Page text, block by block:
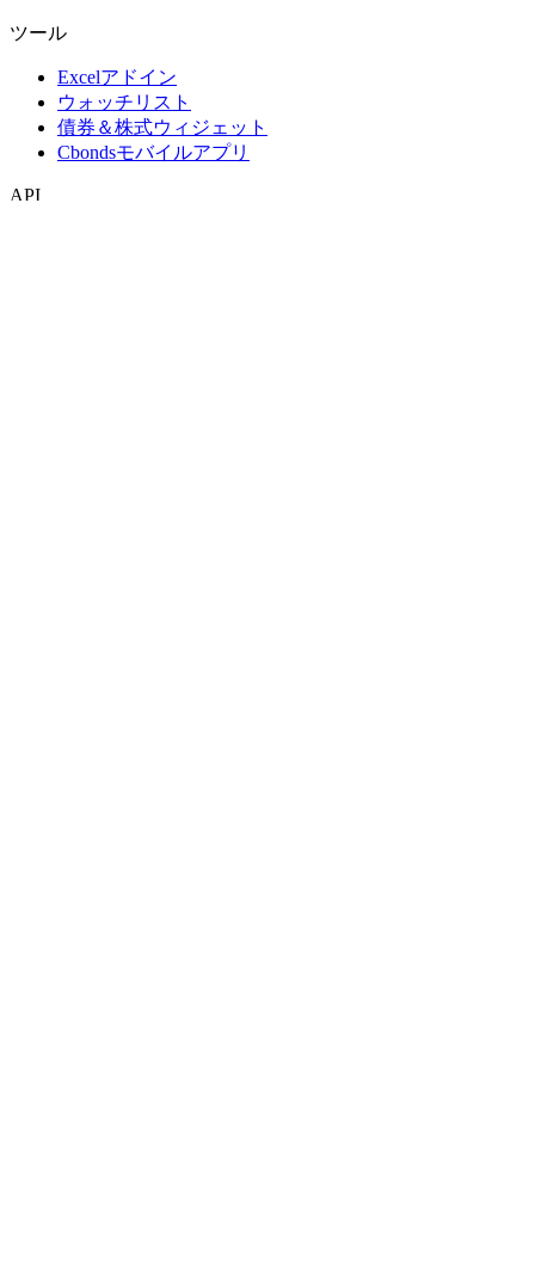
ツール
Excelアドイン
ウォッチリスト
債券＆株式ウィジェット
Cbondsモバイルアプリ
API